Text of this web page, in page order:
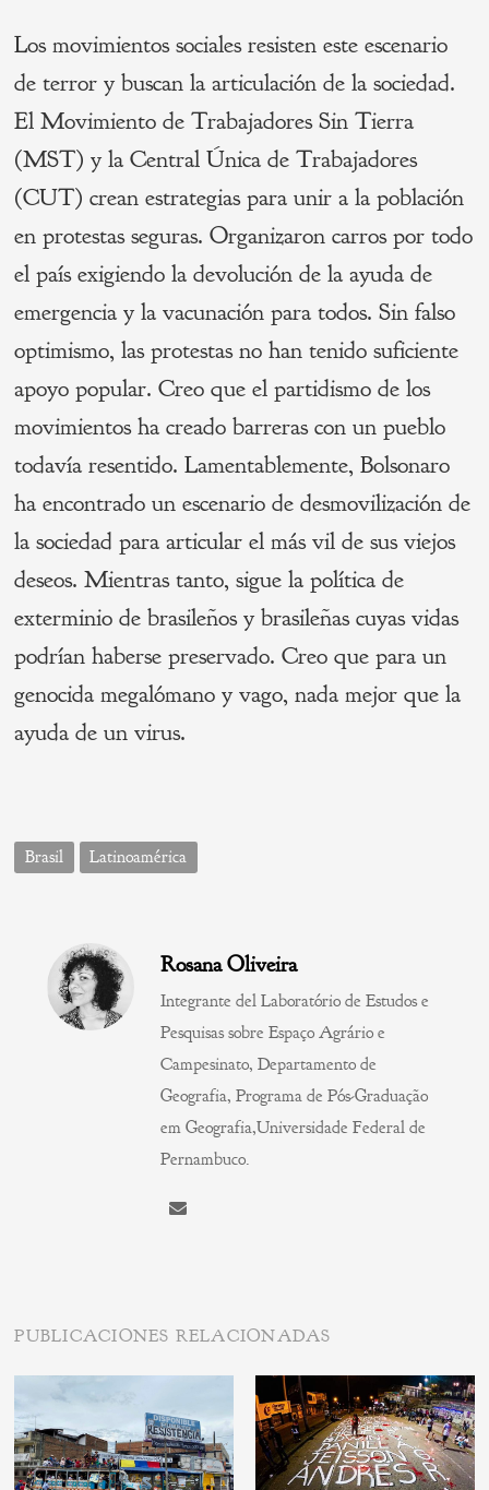
Los movimientos sociales resisten este escenario
de terror y buscan la articulación de la sociedad.
El Movimiento de Trabajadores Sin Tierra
(MST) y la Central Única de Trabajadores
(CUT) crean estrategias para unir a la población
en protestas seguras. Organizaron carros por todo
el país exigiendo la devolución de la ayuda de
emergencia y la vacunación para todos. Sin falso
optimismo, las protestas no han tenido suficiente
apoyo popular. Creo que el partidismo de los
movimientos ha creado barreras con un pueblo
todavía resentido. Lamentablemente, Bolsonaro
ha encontrado un escenario de desmovilización de
la sociedad para articular el más vil de sus viejos
deseos. Mientras tanto, sigue la política de
exterminio de brasileños y brasileñas cuyas vidas
podrían haberse preservado. Creo que para un
genocida megalómano y vago, nada mejor que la
ayuda de un virus.
Brasil Latinoamérica
Rosana Oliveira
Integrante del Laboratório de Estudos e
Pesquisas sobre Espaço Agrário e
Campesinato, Departamento de
Geografia, Programa de Pós-Graduação
em Geografia,Universidade Federal de
Pernambuco.
PUBLICACIONES RELACIONADAS